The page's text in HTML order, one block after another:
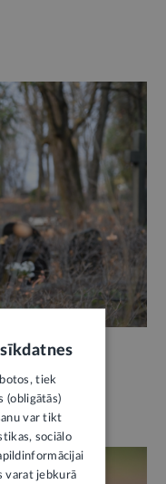
turpmāk
tiek
(obligātās)
var tikt
sociālo
varat jebkurā